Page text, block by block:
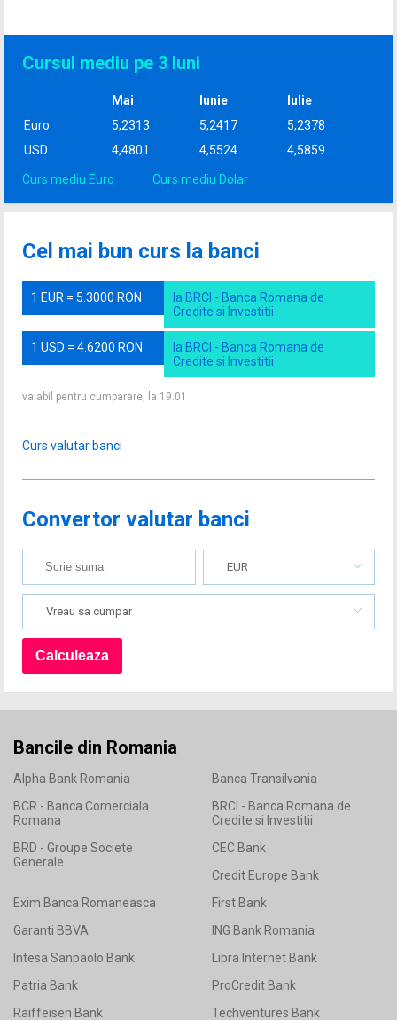
Cursul mediu pe 3 luni
Mai Iunie
Iulie
Euro
5,2313 5,2417
5,2378
USD
4,4801 4,5524 4,5859
Curs mediu Euro Curs mediu Dolar
Cel mai bun curs la banci
1 EUR = 5.3000 RON
la BRCI - Banca Romana de
Credite si Investitii
1 USD = 4.6200 RON
la BRCI - Banca Romana de
Credite si Investitii
valabil pentru cumparare, la 19.01
Curs valutar banci
Convertor valutar banci
EUR
Vreau sa cumpar
Bancile din Romania
Alpha Bank Romania
Banca Transilvania
BCR - Banca Comerciala
Romana
BRCI - Banca Romana de
Credite si Investitii
BRD - Groupe Societe
Generale
CEC Bank
Credit Europe Bank
Exim Banca Romaneasca
First Bank
Garanti BBVA
ING Bank Romania
Intesa Sanpaolo Bank
Libra Internet Bank
Patria Bank
ProCredit Bank
Raiffeisen Bank
Techventures Bank